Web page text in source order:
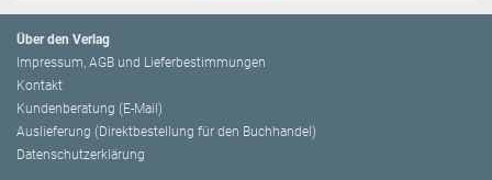
Über den Verlag
Impressum, AGB und Lieferbestimmungen
Kontakt
Kundenberatung (E-Mail)
Auslieferung (Direktbestellung für den Buchhandel)
Datenschutzerklärung